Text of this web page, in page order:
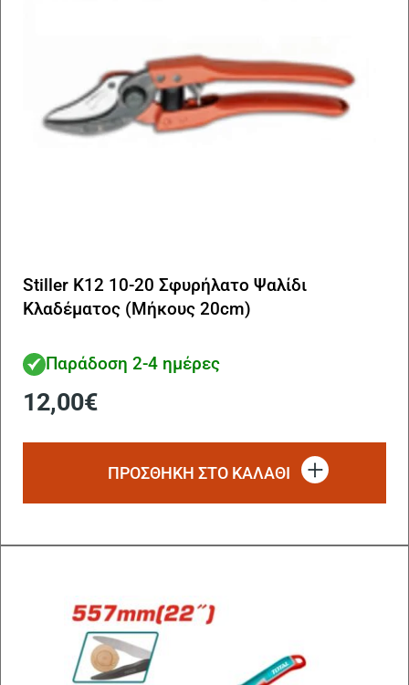
Stiller K12 10-20 Σφυρήλατο Ψαλίδι
Κλαδέματος (Μήκους 20cm)
Παράδοση 2-4 ημέρες
12,00€
ΠΡΟΣΘΗΚΗ ΣΤΟ ΚΑΛΑΘΙ